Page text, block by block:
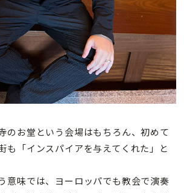
のお堂という会場はもちろん、初めて
も「インスパイアを与えてくれた」と
意味では、ヨーロッパでも教会で演奏